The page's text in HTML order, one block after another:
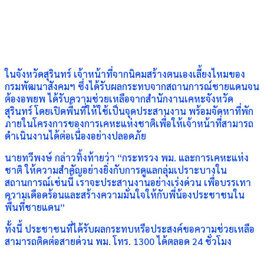
ในจังหวัดสุรินทร์ เจ้าหน้าที่จากนิคมสร้างตนเองเลี้ยงไหมของ
กรมพัฒนาสังคมฯ ซึ่งได้รับผลกระทบจากสถานการณ์ชายแดนจน
ต้องอพยพ ได้รับความช่วยเหลือจากสำนักงานเคหะจังหวัด
สุรินทร์ โดยเปิดพื้นที่ให้ใช้เป็นจุดประสานงาน พร้อมจัดหาที่พัก
ภายในโครงการของการเคหะแห่งชาติเพื่อให้เจ้าหน้าที่สามารถ
ดำเนินงานได้ต่อเนื่องอย่างปลอดภัย
นายทวีพงษ์ กล่าวทิ้งท้ายว่า “กระทรวง พม. และการเคหะแห่ง
ชาติ ให้ความสำคัญอย่างยิ่งกับการดูแลกลุ่มเปราะบางใน
สถานการณ์เช่นนี้ เราจะประสานงานอย่างเร่งด่วน เพื่อบรรเทา
ความเดือดร้อนและสร้างความมั่นใจให้กับพี่น้องประชาชนใน
พื้นที่ชายแดน”
ทั้งนี้ ประชาชนที่ได้รับผลกระทบหรือประสงค์ขอความช่วยเหลือ
สามารถติดต่อสายด่วน พม. โทร. 1300 ได้ตลอด 24 ชั่วโมง